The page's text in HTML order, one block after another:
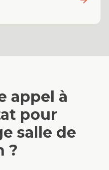
appel à
pour
salle de
?